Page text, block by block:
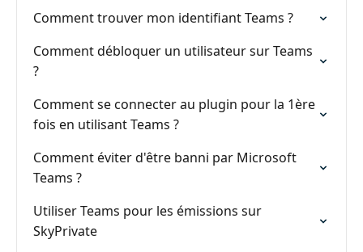
Comment trouver mon identifiant Teams ?
Comment débloquer un utilisateur sur Teams
?
Comment se connecter au plugin pour la 1ère
fois en utilisant Teams ?
Comment éviter d'être banni par Microsoft
Teams ?
Utiliser Teams pour les émissions sur
SkyPrivate